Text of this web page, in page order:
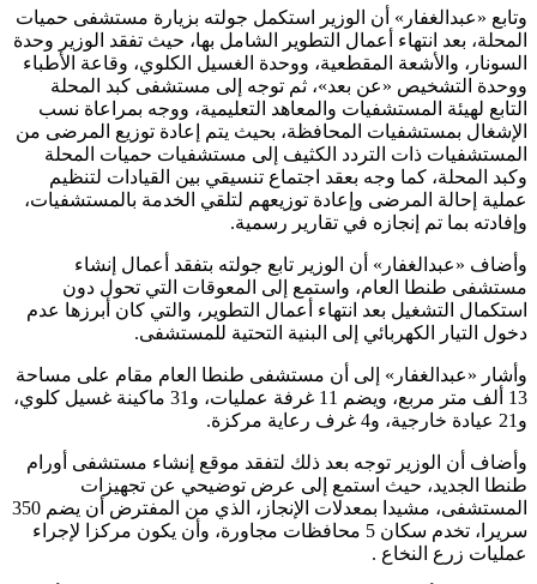
وتابع «عبدالغفار» أن الوزير استكمل جولته بزيارة مستشفى حميات
المحلة، بعد انتهاء أعمال التطوير الشامل بها، حيث تفقد الوزير وحدة
السونار، والأشعة المقطعية، ووحدة الغسيل الكلوي، وقاعة الأطباء
ووحدة التشخيص «عن بعد»، ثم توجه إلى مستشفى كبد المحلة
التابع لهيئة المستشفيات والمعاهد التعليمية، ووجه بمراعاة نسب
الإشغال بمستشفيات المحافظة، بحيث يتم إعادة توزيع المرضى من
المستشفيات ذات التردد الكثيف إلى مستشفيات حميات المحلة
وكبد المحلة، كما وجه بعقد اجتماع تنسيقي بين القيادات لتنظيم
عملية إحالة المرضى وإعادة توزيعهم لتلقي الخدمة بالمستشفيات،
وإفادته بما تم إنجازه في تقارير رسمية.
وأضاف «عبدالغفار» أن الوزير تابع جولته بتفقد أعمال إنشاء
مستشفى طنطا العام، واستمع إلى المعوقات التي تحول دون
استكمال التشغيل بعد انتهاء أعمال التطوير، والتي كان أبرزها عدم
دخول التيار الكهربائي إلى البنية التحتية للمستشفى.
وأشار «عبدالغفار» إلى أن مستشفى طنطا العام مقام على مساحة
13 ألف متر مربع، ويضم 11 غرفة عمليات، و31 ماكينة غسيل كلوي،
و21 عيادة خارجية، و4 غرف رعاية مركزة.
وأضاف أن الوزير توجه بعد ذلك لتفقد موقع إنشاء مستشفى أورام
طنطا الجديد، حيث استمع إلى عرض توضيحي عن تجهيزات
المستشفى، مشيدا بمعدلات الإنجاز، الذي من المفترض أن يضم 350
سريرا، تخدم سكان 5 محافظات مجاورة، وأن يكون مركزا لإجراء
عمليات زرع النخاع .